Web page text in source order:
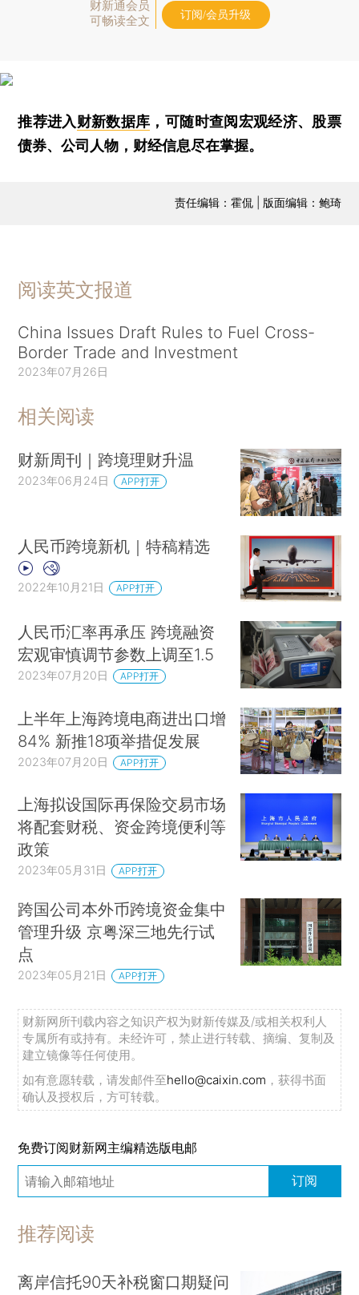
财新通会员
可畅读全文
订阅/会员升级
推荐进入财新数据库 ，可随时查阅宏观经济、股票
债券、公司人物，财经信息尽在掌握。
责任编辑：霍侃 | 版面编辑：鲍琦
阅读英文报道
China Issues Draft Rules to Fuel Cross-
Border Trade and Investment
2023年07月26日
相关阅读
财新周刊｜跨境理财升温
2023年06月24日 APP打开
人民币跨境新机｜特稿精选
2022年10月21日 APP打开
人民币汇率再承压 跨境融资
宏观审慎调节参数上调至1.5
2023年07月20日 APP打开
上半年上海跨境电商进出口增
84% 新推18项举措促发展
2023年07月20日 APP打开
上海拟设国际再保险交易市场
将配套财税、资金跨境便利等
政策
2023年05月31日 APP打开
跨国公司本外币跨境资金集中
管理升级 京粤深三地先行试
点
2023年05月21日 APP打开
财新网所刊载内容之知识产权为财新传媒及/或相关权利人
专属所有或持有。未经许可，禁止进行转载、摘编、复制及
建立镜像等任何使用。
如有意愿转载，请发邮件至hello@caixin.com ，获得书面
确认及授权后，方可转载。
免费订阅财新网主编精选版电邮
订阅
推荐阅读
离岸信托90天补税窗口期疑问